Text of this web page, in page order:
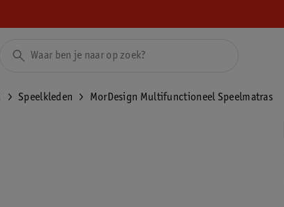
Speelkleden MorDesign Multifunctioneel Speelmatras